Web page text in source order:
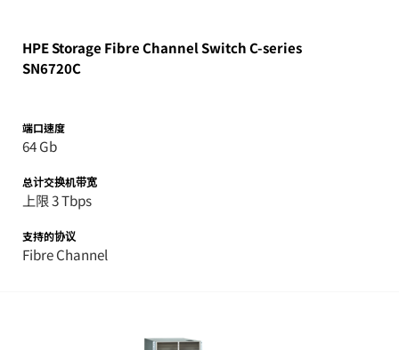
HPE Storage Fibre Channel Switch C-series
SN6720C
端口速度
64 Gb
总计交换机带宽
上限 3 Tbps
支持的协议
Fibre Channel